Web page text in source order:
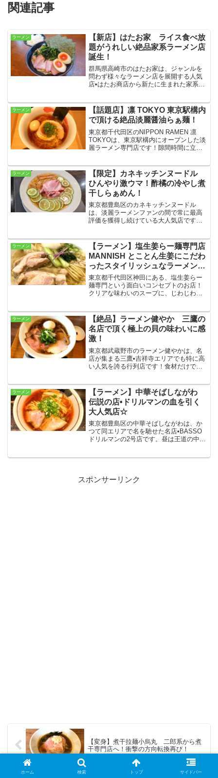
関連記事
ラーメン
【新店】はたお家 ライス食べ放
題がうれしい絶品家系ラーメン店
誕生！
群馬県高崎市のはたお家は、ジャンルを
問わず様々なラーメン店を展開する人気
店•はたお商店から新たに生まれた家系ラ
いう大きな魅力を持つ注目株を早速チェ
ックしてきました！
ラーメン
【話題店】凛 TOKYO 東京駅構内
で頂ける絶品淡麗醤油らぁ麺！
東京都千代田区のNIPPON RAMEN 凛
TOKYOは、東京駅構内にオープンした淡
麗ラーメン専門店です！隙間時間に立ち
味わいで、早くも人気を博しています！
ラーメン
【限定】カネキッチンヌードル
ひんやり激ウマ！酢橘の冷やし煮
干しらぁめん！
東京都豊島区のカネキッチンヌードル
は、淡麗ラーメンファンの間で常に最高
評価を獲得し続けている大人気店です！
りなさっぱり冷たい極上の一杯を堪能し
てきました！
ラーメン
【ラーメン】塩生姜らー麺専門店
MANNISH とことん生姜にこだわ
ったスタイリッシュなラーメン屋
さん☆
東京都千代田区神田にある、塩生姜らー
麺専門という面白いコンセプトのお店！
クリアな味わいのスープに、じわじわ効
生姜を楽しみ抜きたい人に超オススメで
す！
ラーメン
【絶品】ラーメン健やか 三鷹の
名店で頂く極上の貝の味わいに感
激！
東京都武蔵野市のラーメン健やかは、名
店が集まる三鷹•吉祥寺エリアでも特に高
い人気を誇る行列店です！食材だけでな
褪せない感動を味わえます☆
ラーメン
【ラーメン】中華そばしながわ
伝説の店•ドリルマンの血を引く
大人気店☆
東京都豊島区の中華そばしながわは、か
つて同エリアで名を馳せた名店•BASSO
ドリルマンの2号店です。昼は王道の中華
スポンサーリンク
【変身】煮干拉麺小烏丸 二郎系から煮
干専門店へ！衝撃の方向転換再び！
ホーム 検索 トップ サイドバー